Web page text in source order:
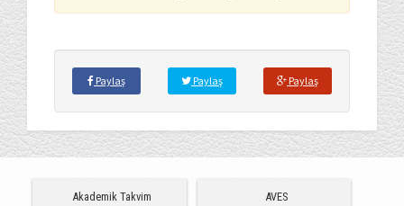
Paylaş Paylaş Paylaş
Akademik Takvim AVES